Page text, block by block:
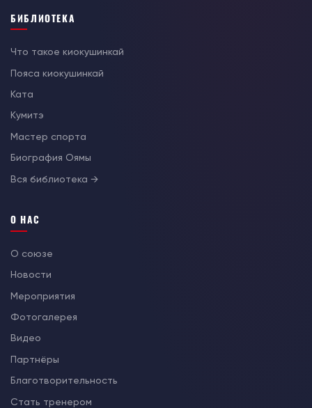
БИБЛИОТЕКА
Что такое киокушинкай
Пояса киокушинкай
Ката
Кумитэ
Мастер спорта
Биография Оямы
Вся библиотека →
О НАС
О союзе
Новости
Мероприятия
Фотогалерея
Видео
Партнёры
Благотворительность
Стать тренером